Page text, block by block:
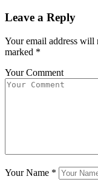
Leave a Reply
Your email address will
marked *
Your Comment
Your Name *